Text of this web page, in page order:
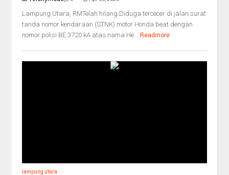
Lampung Utara, RMTelah hilang Diduga tercecer di jalan surat
tanda nomor kendaraan (STNK) motor Honda beat dengan
nomor polisi BE 3720 kA atas nama He... Readmore
lampung utara